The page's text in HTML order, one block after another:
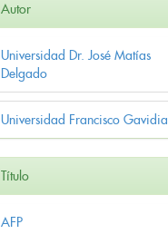
Autor
Universidad Dr. José Matías
Delgado
Universidad Francisco Gavidia
Título
AFP